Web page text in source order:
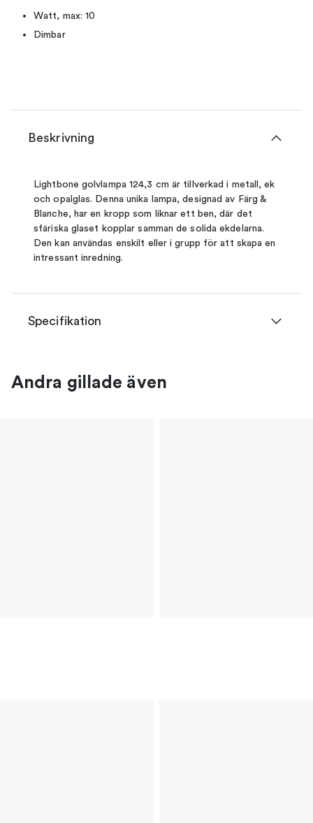
Watt, max: 10
Dimbar
Beskrivning
Lightbone golvlampa 124,3 cm är tillverkad i metall, ek
och opalglas. Denna unika lampa, designad av Färg &
Blanche, har en kropp som liknar ett ben, där det
sfäriska glaset kopplar samman de solida ekdelarna.
Den kan användas enskilt eller i grupp för att skapa en
intressant inredning.
Specifikation
Andra gillade även